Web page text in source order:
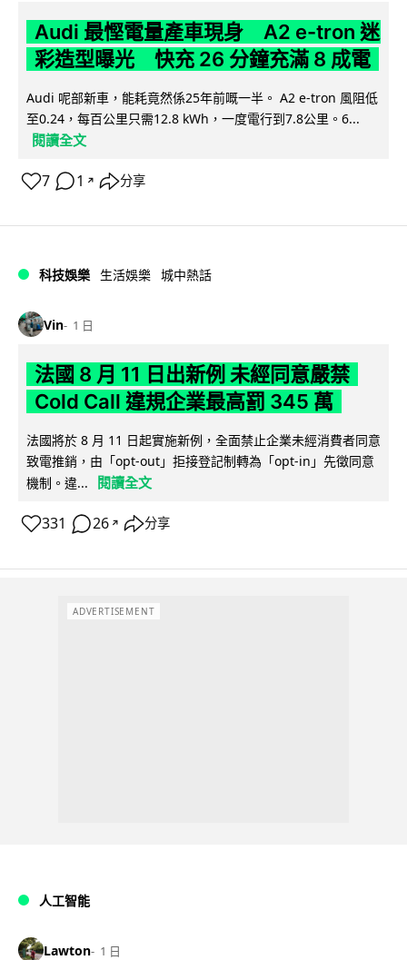
Audi 最慳電量產車現身 A2 e-tron 迷
彩造型曝光 快充 26 分鐘充滿 8 成電
Audi 呢部新車，能耗竟然係25年前嘅一半。 A2 e-tron 風阻低
至0.24，每百公里只需12.8 kWh，一度電行到7.8公里。6...
閱讀全文
7 1 ↗ 分享
科技娛樂 生活娛樂 城中熱話
Vin 1 日
法國 8 月 11 日出新例 未經同意嚴禁
Cold Call 違規企業最高罰 345 萬
法國將於 8 月 11 日起實施新例，全面禁止企業未經消費者同意
致電推銷，由「opt-out」拒接登記制轉為「opt-in」先徵同意
機制。違...
閱讀全文
331 26 ↗ 分享
ADVERTISEMENT
人工智能
Lawton 1 日